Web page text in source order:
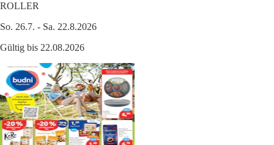
ROLLER
So. 26.7. - Sa. 22.8.2026
Gültig bis 22.08.2026